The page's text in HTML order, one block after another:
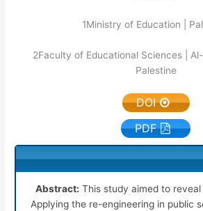
1Ministry of Education |
2Faculty of Educational Sciences | Al-
Palestine
DOI
PDF
Abstract: This study aimed to
Applying the re-engineering in public